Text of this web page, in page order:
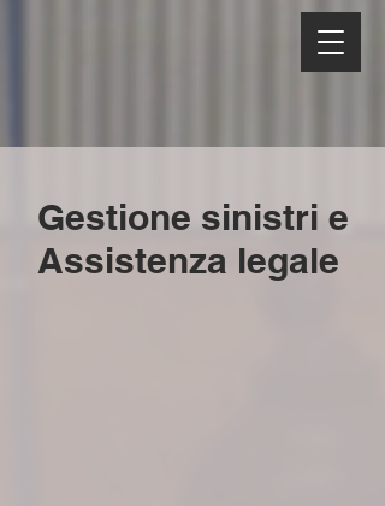
Gestione sinistri e
Assistenza legale